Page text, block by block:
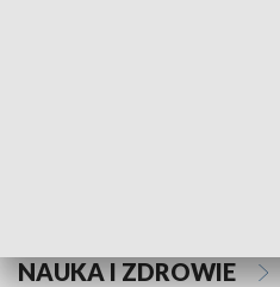
NAUKA I ZDROWIE